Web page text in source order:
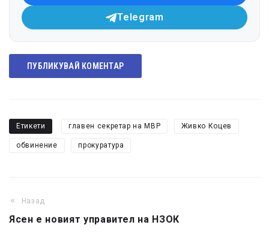
Telegram
ПУБЛИКУВАЙ КОМЕНТАР
Етикети главен секретар на МВР Живко Коцев
обвинение прокуратура
Назад
Ясен е новият управител на НЗОК